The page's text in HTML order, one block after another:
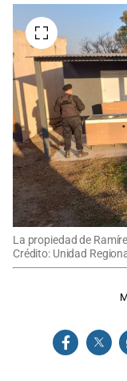
La propiedad de
Crédito: Unidad